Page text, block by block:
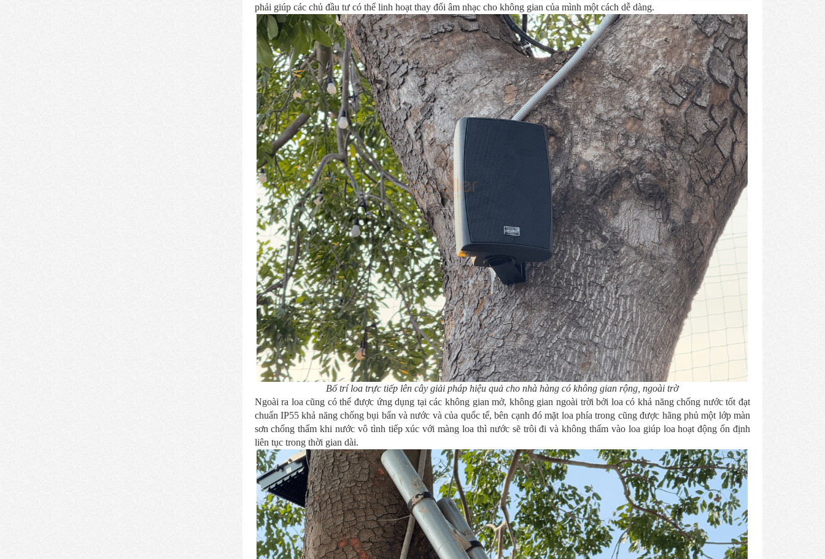
phải giúp các chủ đầu tư có thể linh hoạt thay đổi âm nhạc cho không gian của mình một cách dễ dàng.
Bố trí loa trực tiếp lên cây giải pháp hiệu quả cho nhà hàng có không gian rộng, ngoài trờ
Ngoài ra loa cũng có thể được ứng dụng tại các không gian mở, không gian ngoài trời bởi loa có khả năng chống nước tốt đạt
chuẩn IP55 khả năng chống bụi bẩn và nước và của quốc tế, bên cạnh đó mặt loa phía trong cũng được hãng phủ một lớp màn
sơn chống thấm khi nước vô tình tiếp xúc với màng loa thì nước sẽ trôi đi và không thấm vào loa giúp loa hoạt động ổn định
liên tục trong thời gian dài.